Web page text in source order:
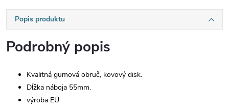
Popis produktu
Podrobný popis
Kvalitná gumová obruč, kovový disk.
Dĺžka náboja 55mm.
výroba EÚ